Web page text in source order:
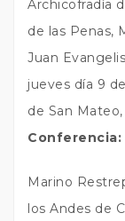
Archicofradía
de las Penas,
Juan
jueves día 9
de San
Conferencia:
Marino
los Andes de